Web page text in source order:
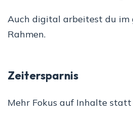
Auch digital arbeitest du im
Rahmen.
Zeitersparnis
Mehr Fokus auf Inhalte